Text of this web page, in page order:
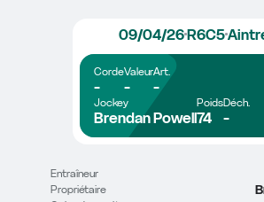
09/04/26R6C5
Corde
-
Valeur
-
Art.
-
Jockey
Brendan Powell
Poids
74
Déch.
-
Entraîneur
Propriétaire